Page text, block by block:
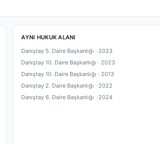
AYNI HUKUK ALANI
Danıştay 5. Daire Başkanlığı · 2023
Danıştay 10. Daire Başkanlığı · 2023
Danıştay 10. Daire Başkanlığı · 2013
Danıştay 2. Daire Başkanlığı · 2022
Danıştay 6. Daire Başkanlığı · 2024